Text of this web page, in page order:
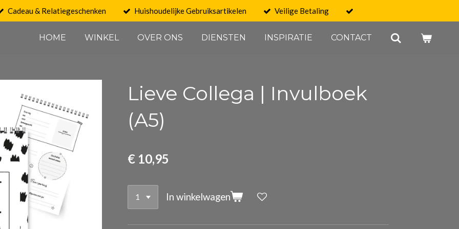
Cadeau & Relatiegeschenken Huishoudelijke Gebruiksartikelen Veilige Betaling
HOME WINKEL OVER ONS DIENSTEN INSPIRATIE CONTACT
Lieve Collega | Invulboek
(A5)
€ 10,95
In winkelwagen